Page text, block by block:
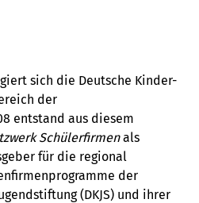
sich die Deutsche Kinder-
der
entstand aus diesem
Schülerfirmenals
für die regional
der
(DKJS) und ihrer